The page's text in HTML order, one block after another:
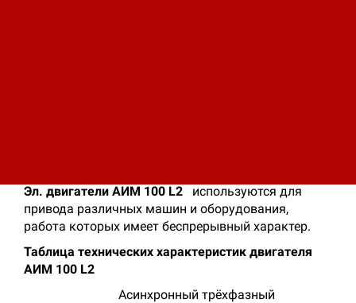
Эл. двигатели АИМ 100 L2
используются для
привода различных машин и оборудования,
работа которых имеет беспрерывный характер.
Таблица технических характеристик двигателя
АИМ 100 L2
Асинхронный трёхфазный